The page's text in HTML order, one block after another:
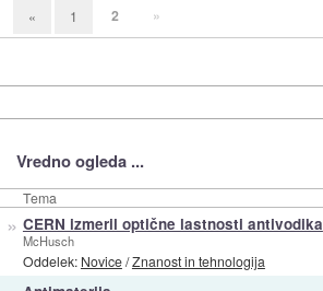
« 1 2 »
Vredno ogleda ...
Tema
» CERN izmeril optične lastnosti antivodika
McHusch
Oddelek: Novice/Znanost in tehnologija